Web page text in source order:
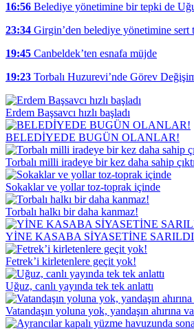
16:56 Belediye yönetimine bir tepki de
23:34 Girgin’den belediye yönetimine sert
19:45 Canbeldek’ten esnafa müjde
19:23 Torbalı Huzurevi’nde Görev
Erdem Başsavcı hızlı başladı
BELEDİYEDE BUGÜN OLANLAR!
Torbalı milli iradeye bir kez daha sahip çıktı
Sokaklar ve yollar toz-toprak içinde
Torbalı halkı bir daha kanmaz!
YİNE KASABA SİYASETİNE
Fetrek’i kirletenlere geçit yok!
Uğuz, canlı yayında tek tek anlattı
Vatandaşın yoluna yok, yandaşın ahırına